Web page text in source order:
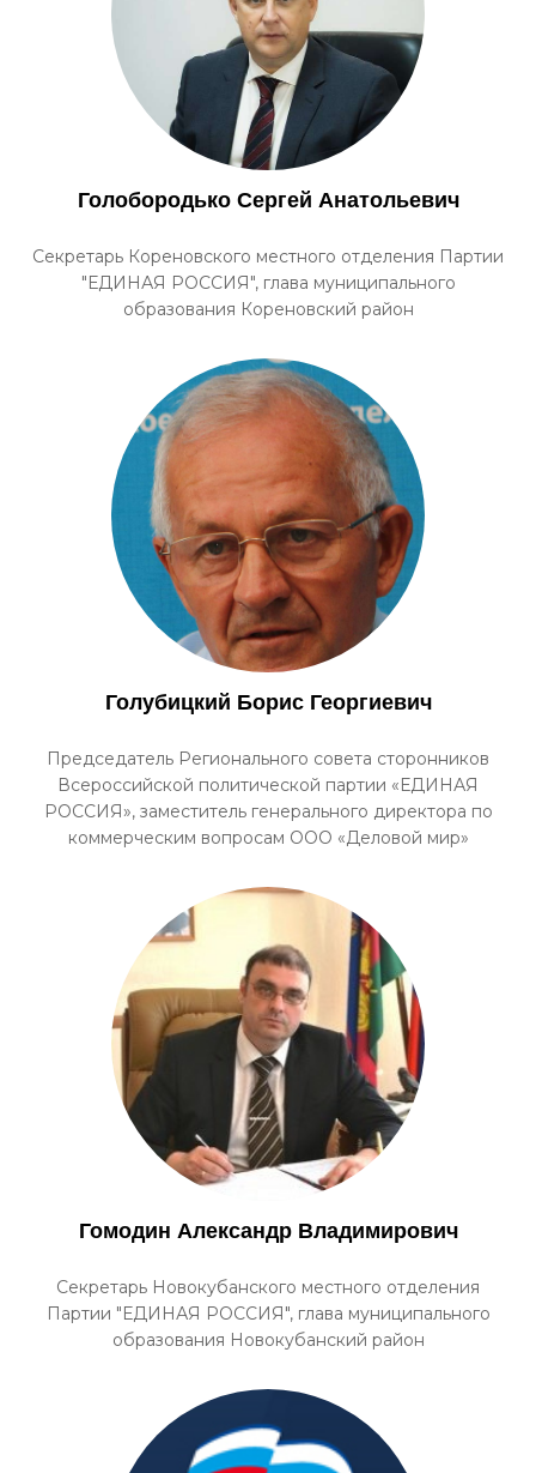
Голобородько Сергей Анатольевич
Секретарь Кореновского местного отделения Партии
"ЕДИНАЯ РОССИЯ", глава муниципального
образования Кореновский район
Голубицкий Борис Георгиевич
Председатель Регионального совета сторонников
Всероссийской политической партии «ЕДИНАЯ
РОССИЯ», заместитель генерального директора по
коммерческим вопросам ООО «Деловой мир»
Гомодин Александр Владимирович
Секретарь Новокубанского местного отделения
Партии "ЕДИНАЯ РОССИЯ", глава муниципального
образования Новокубанский район